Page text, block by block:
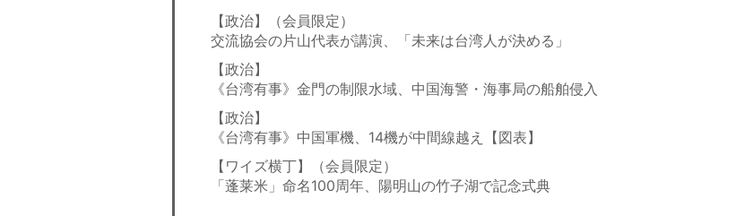
【政治】（会員限定）
交流協会の片山代表が講演、「未来は台湾人が決める」
【政治】
《台湾有事》金門の制限水域、中国海警・海事局の船舶侵入
【政治】
《台湾有事》中国軍機、14機が中間線越え【図表】
【ワイズ横丁】（会員限定）
「蓬莱米」命名100周年、陽明山の竹子湖で記念式典